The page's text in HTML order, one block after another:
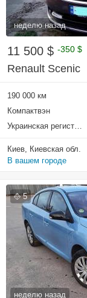
неделю назад
11 500 $ -350 $
Renault Scenic
190 000 км
Компактвэн
Украинская регистрация
Киев, Киевская обл.
В вашем городе
5
неделю назад